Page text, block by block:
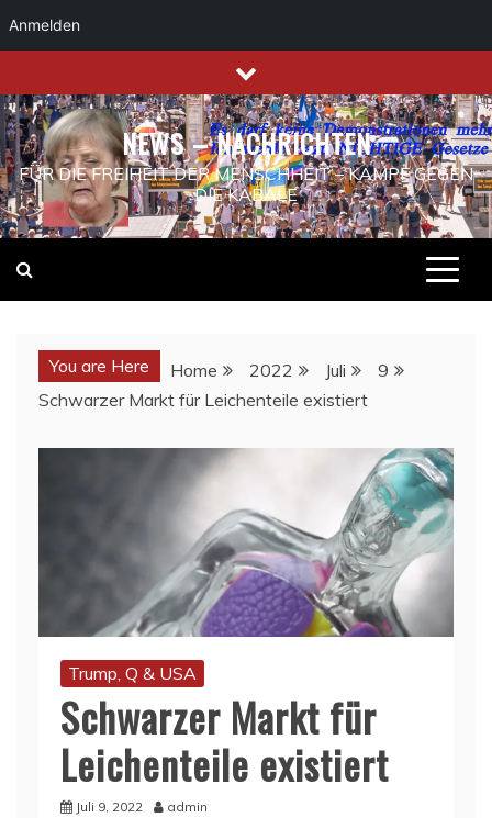
Anmelden
to
content
NEWS – NACHRICHTEN
FÜR DIE FREIHEIT DER MENSCHHEIT – KAMPF GEGEN
DIE KABALE
You are Here Home 2022 Juli
9
Schwarzer Markt für Leichenteile existiert
Trump, Q & USA
Schwarzer Markt für
Leichenteile existiert
Juli 9, 2022 admin